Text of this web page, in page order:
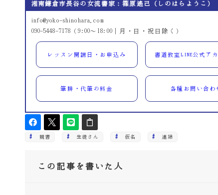
湘南鎌倉市長谷の女流書家：篠原遙己（しのはらようこ）
info@yoko-shinohara.com
090-5448-7178（9:00～18:00｜月・日・祝日除く）
レッスン開講日・お申込み 書道教室LINE公式ア
筆耕・代筆の料金 各種お問い合わ
競書 生徒さん 仮名 連綿
この記事を書いた人